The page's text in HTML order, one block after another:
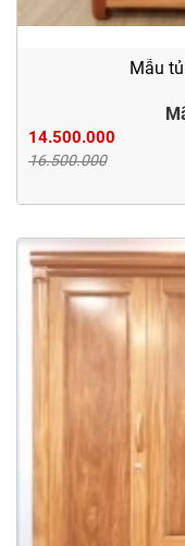
Mẫu
14.500.000
16.500.000